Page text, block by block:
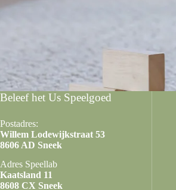
Beleef het Us Speelgoed
Postadres:
Willem Lodewijkstraat 53
8606 AD Sneek
Adres Speellab
Kaatsland 11
8608 CX Sneek